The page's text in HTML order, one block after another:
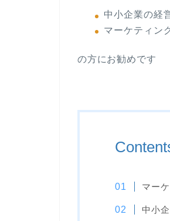
中小企業の経
マーケティン
の方にお勧めです
マー
中小